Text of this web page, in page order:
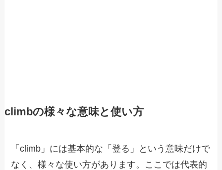
climbの様々な意味と使い方
「climb」には基本的な「登る」という意味だけで
なく、様々な使い方があります。ここでは代表的